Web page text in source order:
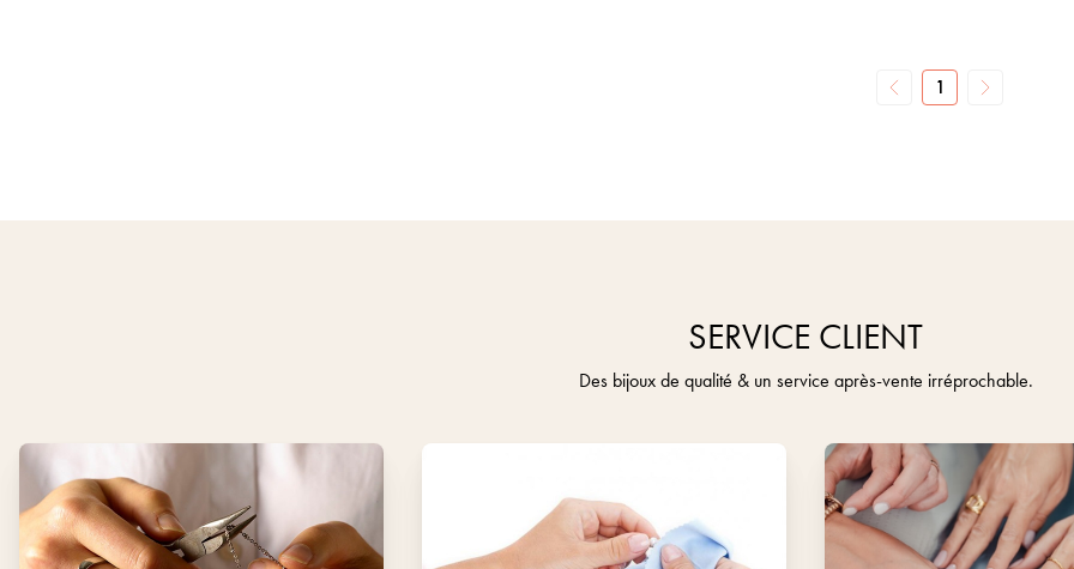
1
SERVICE CLIENT
Des bijoux de qualité & un service après-vente irréprochable.